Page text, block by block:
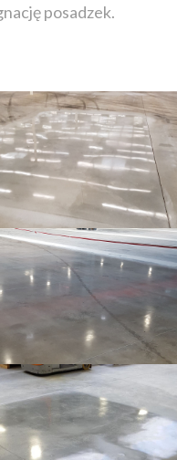
posadzek.